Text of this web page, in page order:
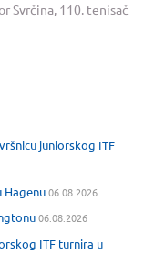
Svrčina, 110. tenisač
juniorskog ITF
Hagenu06.08.2026
06.08.2026
ITF turnira u